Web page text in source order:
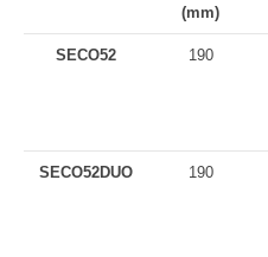
(mm)
SECO52 190
SECO52DUO 190